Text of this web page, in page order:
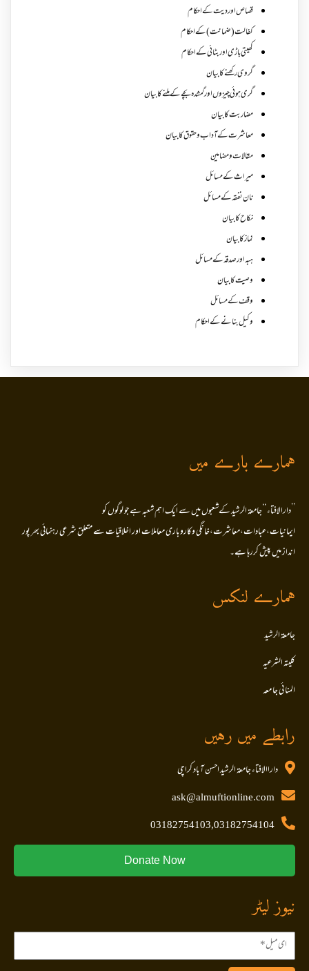
قصاص اور دیت کے احکام
کفالت (ضمانت) کے احکام
کھیتی باڑی اور بٹائی کے احکام
گروی رکھنے کا بیان
گری ہوئی چیزوں اورگمشدہ بچے کے ملنے کا بیان
مضاربت کا بیان
معاشرت کے آداب و حقوق کا بیان
مقالات ومضامین
میراث کے مسائل
نان نفقہ کے مسائل
نکاح کا بیان
نماز کا بیان
ہبہ اور صدقہ کے مسائل
وصیت کا بیان
وقف کے مسائل
وکیل بنانے کے احکام
ہمارے بارے میں
’’دارالافتاء ‘‘جامعۃ الرشید کےشعبوں میں سے ایک اہم شعبہ ہے جو لوگوں کو
ایمانیات،عبادات،معاشرت،خانگی وکاروباری معاملات اور اخلاقیات سے متعلق شرعی رہنمائی بھر پور
انداز میں پیش کررہا ہے۔
ہمارے لنکس
جامعۃ الرشید
کلیتہ الشرعیہ
المنا ئی جا معہ
رابطے میں رہیں
داراالافتاء جامعۃ الرشید احسن آباد کراچی
ask@almuftionline.com
03182754103,03182754104
Donate Now
نیوز لیٹر